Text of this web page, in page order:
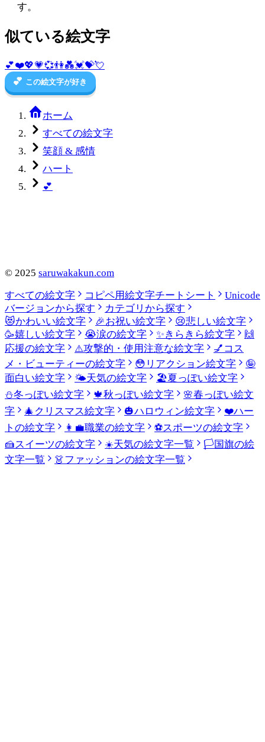
す。
似ている絵文字
💕❤️💖💗💞👫💑💓💝💘
💕 この絵文字が好き
ホーム
すべての絵文字
笑顔 & 感情
ハート
💕
© 2025 saruwakakun.com
すべての絵文字
コピペ用絵文字チートシート
Unicode
バージョンから探す
カテゴリから探す
😻かわいい絵文字 🎉お祝い絵文字 😢悲しい絵文字
🥳嬉しい絵文字 😭涙の絵文字 ✨きらきら絵文字
🙌
応援の絵文字
⚠️攻撃的・使用注意な絵文字 💅 コス
メ・ビューティーの絵文字
😳 リアクション絵文字
🤪
面白い絵文字
🌤️天気の絵文字 🏖️夏っぽい絵文字
⛄冬っぽい絵文字 🍁秋っぽい絵文字 🌸春っぽい絵文
字
🎄 クリスマス絵文字 🎃ハロウィン絵文字 ❤️ハー
トの絵文字
👩‍💼職業の絵文字 ⚽スポーツの絵文字
🍰スイーツの絵文字 ☀️天気の絵文字一覧 🏳️国旗の絵
文字一覧
👗ファッションの絵文字一覧